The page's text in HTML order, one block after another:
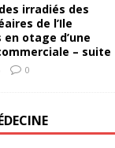
irradiés des
de l’Ile
otage d’une
– suite
0